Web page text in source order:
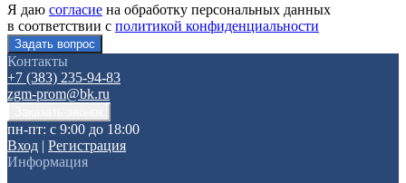
Я даю согласие на обработку персональных данных
в соответствии с политикой конфиденциальности
Контакты
+7 (383) 235-94-83
zgm-prom@bk.ru
пн-пт: с 9:00 до 18:00
Вход | Регистрация
Информация